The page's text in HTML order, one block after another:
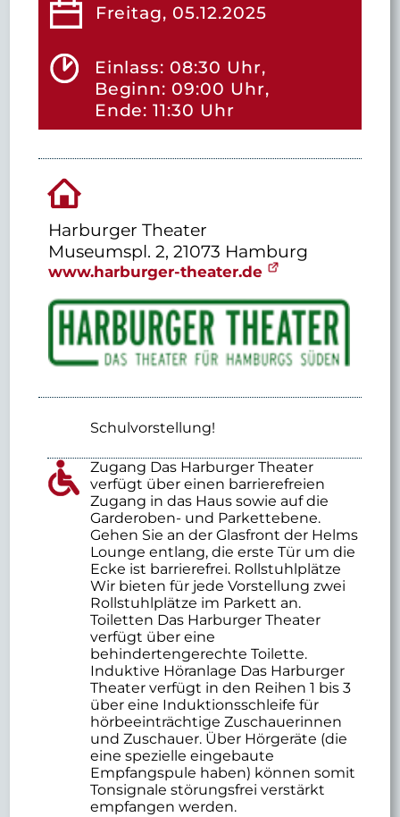
Freitag, 05.12.2025
Einlass: 08:30 Uhr,
Beginn: 09:00 Uhr,
Ende: 11:30 Uhr
Harburger Theater
Museumspl. 2, 21073 Hamburg
www.harburger-theater.de
Schulvorstellung!
Zugang Das Harburger Theater
verfügt über einen barrierefreien
Zugang in das Haus sowie auf die
Garderoben- und Parkettebene.
Gehen Sie an der Glasfront der Helms
Lounge entlang, die erste Tür um die
Ecke ist barrierefrei. Rollstuhlplätze
Wir bieten für jede Vorstellung zwei
Rollstuhlplätze im Parkett an.
Toiletten Das Harburger Theater
verfügt über eine
behindertengerechte Toilette.
Induktive Höranlage Das Harburger
Theater verfügt in den Reihen 1 bis 3
über eine Induktionsschleife für
hörbeeinträchtige Zuschauerinnen
und Zuschauer. Über Hörgeräte (die
eine spezielle eingebaute
Empfangspule haben) können somit
Tonsignale störungsfrei verstärkt
empfangen werden.